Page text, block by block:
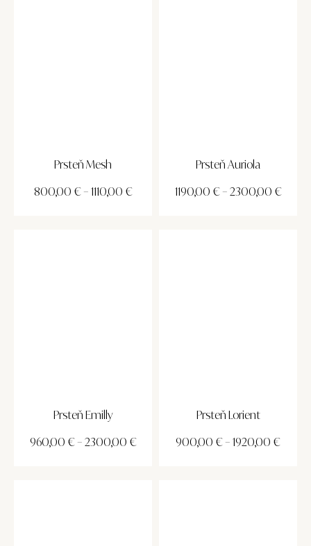
Prsteň Mesh
800,00 € – 1110,00 €
Prsteň Auriola
1190,00 € – 2300,00 €
Prsteň Emilly
960,00 € – 2300,00 €
Prsteň Lorient
900,00 € – 1920,00 €